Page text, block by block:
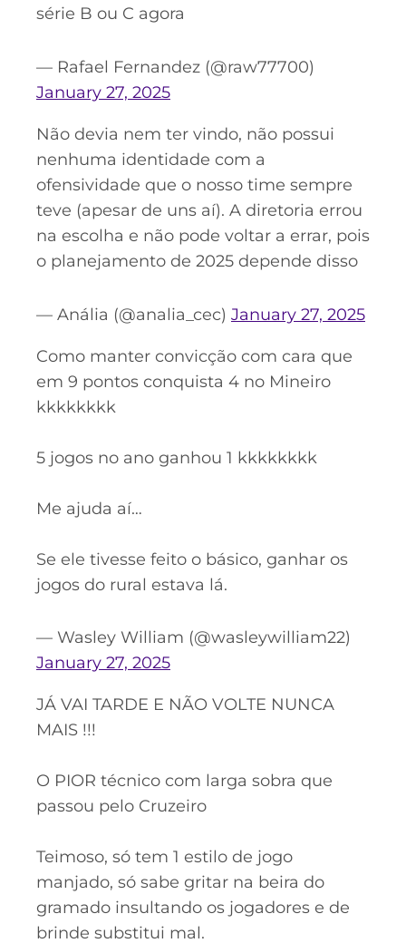
série B ou C agora
— Rafael Fernandez (@raw77700)
January 27, 2025
Não devia nem ter vindo, não possui
nenhuma identidade com a
ofensividade que o nosso time sempre
teve (apesar de uns aí). A diretoria errou
na escolha e não pode voltar a errar, pois
o planejamento de 2025 depende disso
— Anália (@analia_cec) January 27, 2025
Como manter convicção com cara que
em 9 pontos conquista 4 no Mineiro
kkkkkkkk
5 jogos no ano ganhou 1 kkkkkkkk
Me ajuda aí…
Se ele tivesse feito o básico, ganhar os
jogos do rural estava lá.
— Wasley William (@wasleywilliam22)
January 27, 2025
JÁ VAI TARDE E NÃO VOLTE NUNCA
MAIS !!!
O PIOR técnico com larga sobra que
passou pelo Cruzeiro
Teimoso, só tem 1 estilo de jogo
manjado, só sabe gritar na beira do
gramado insultando os jogadores e de
brinde substitui mal.